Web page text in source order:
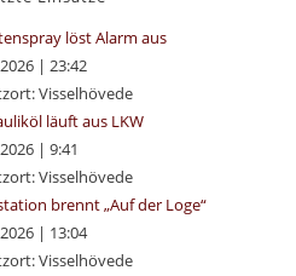
löst Alarm aus
| 23:42
Visselhövede
läuft aus LKW
| 9:41
Visselhövede
brennt „Auf der Loge“
| 13:04
Visselhövede